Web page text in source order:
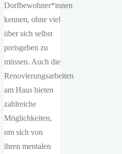
Dorfbewohner*innen
kennen, ohne viel
über sich selbst
preisgeben zu
müssen. Auch die
Renovierungsarbeiten
am Haus bieten
zahlreiche
Möglichkeiten,
um sich von
ihren mentalen